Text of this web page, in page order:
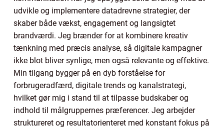
udvikle og implementere datadrevne strategier, der
skaber både vækst, engagement og langsigtet
brandværdi. Jeg brænder for at kombinere kreativ
tænkning med præcis analyse, så digitale kampagner
ikke blot bliver synlige, men også relevante og effektive.
Min tilgang bygger på en dyb forståelse for
forbrugeradfærd, digitale trends og kanalstrategi,
hvilket gør mig i stand til at tilpasse budskaber og
indhold til målgruppernes præferencer. Jeg arbejder
struktureret og resultatorienteret med konstant fokus på